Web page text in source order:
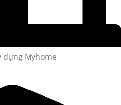
dựng Myhome